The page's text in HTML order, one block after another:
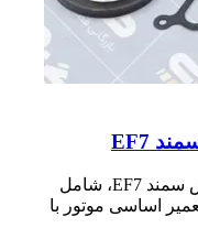
واشرجات کامل موتور SPIKAL مخصوص سمند EF7، شامل
اساسی موتور با